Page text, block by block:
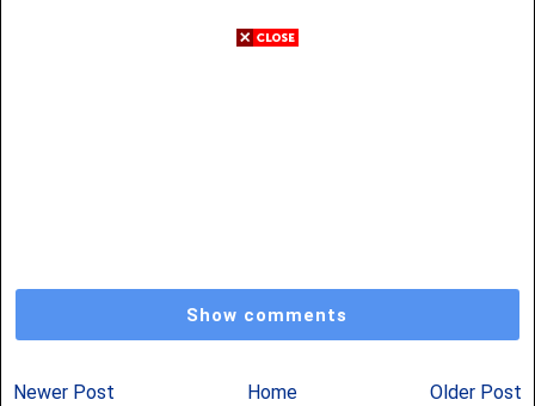
Show comments
Newer Post Home Older Post